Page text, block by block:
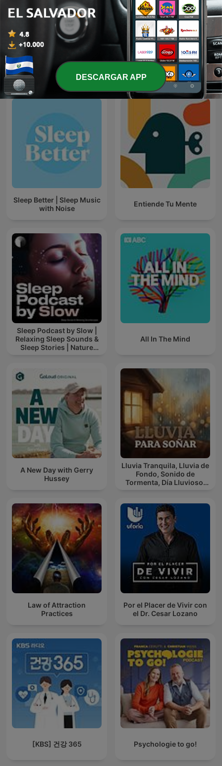
Lluvia para dormir
Psicologia Al Desnudo |
@psi.mammoliti
Más podcasts internacionales de Salud y
forma física
Sleep Better | Sleep Music
with Noise
Entiende Tu Mente
Sleep Podcast by Slow |
Relaxing Sleep Sounds &
Sleep Stories | Nature
All In The Mind
A New Day with Gerry
Hussey
Lluvia Tranquila, Lluvia de
Fondo, Sonido de
Tormenta, Día Lluvioso,
Law of Attraction
Practices
Por el Placer de Vivir con
el Dr. Cesar Lozano
[KBS] 건강 365 Psychologie to go!
DESCARGAR APP